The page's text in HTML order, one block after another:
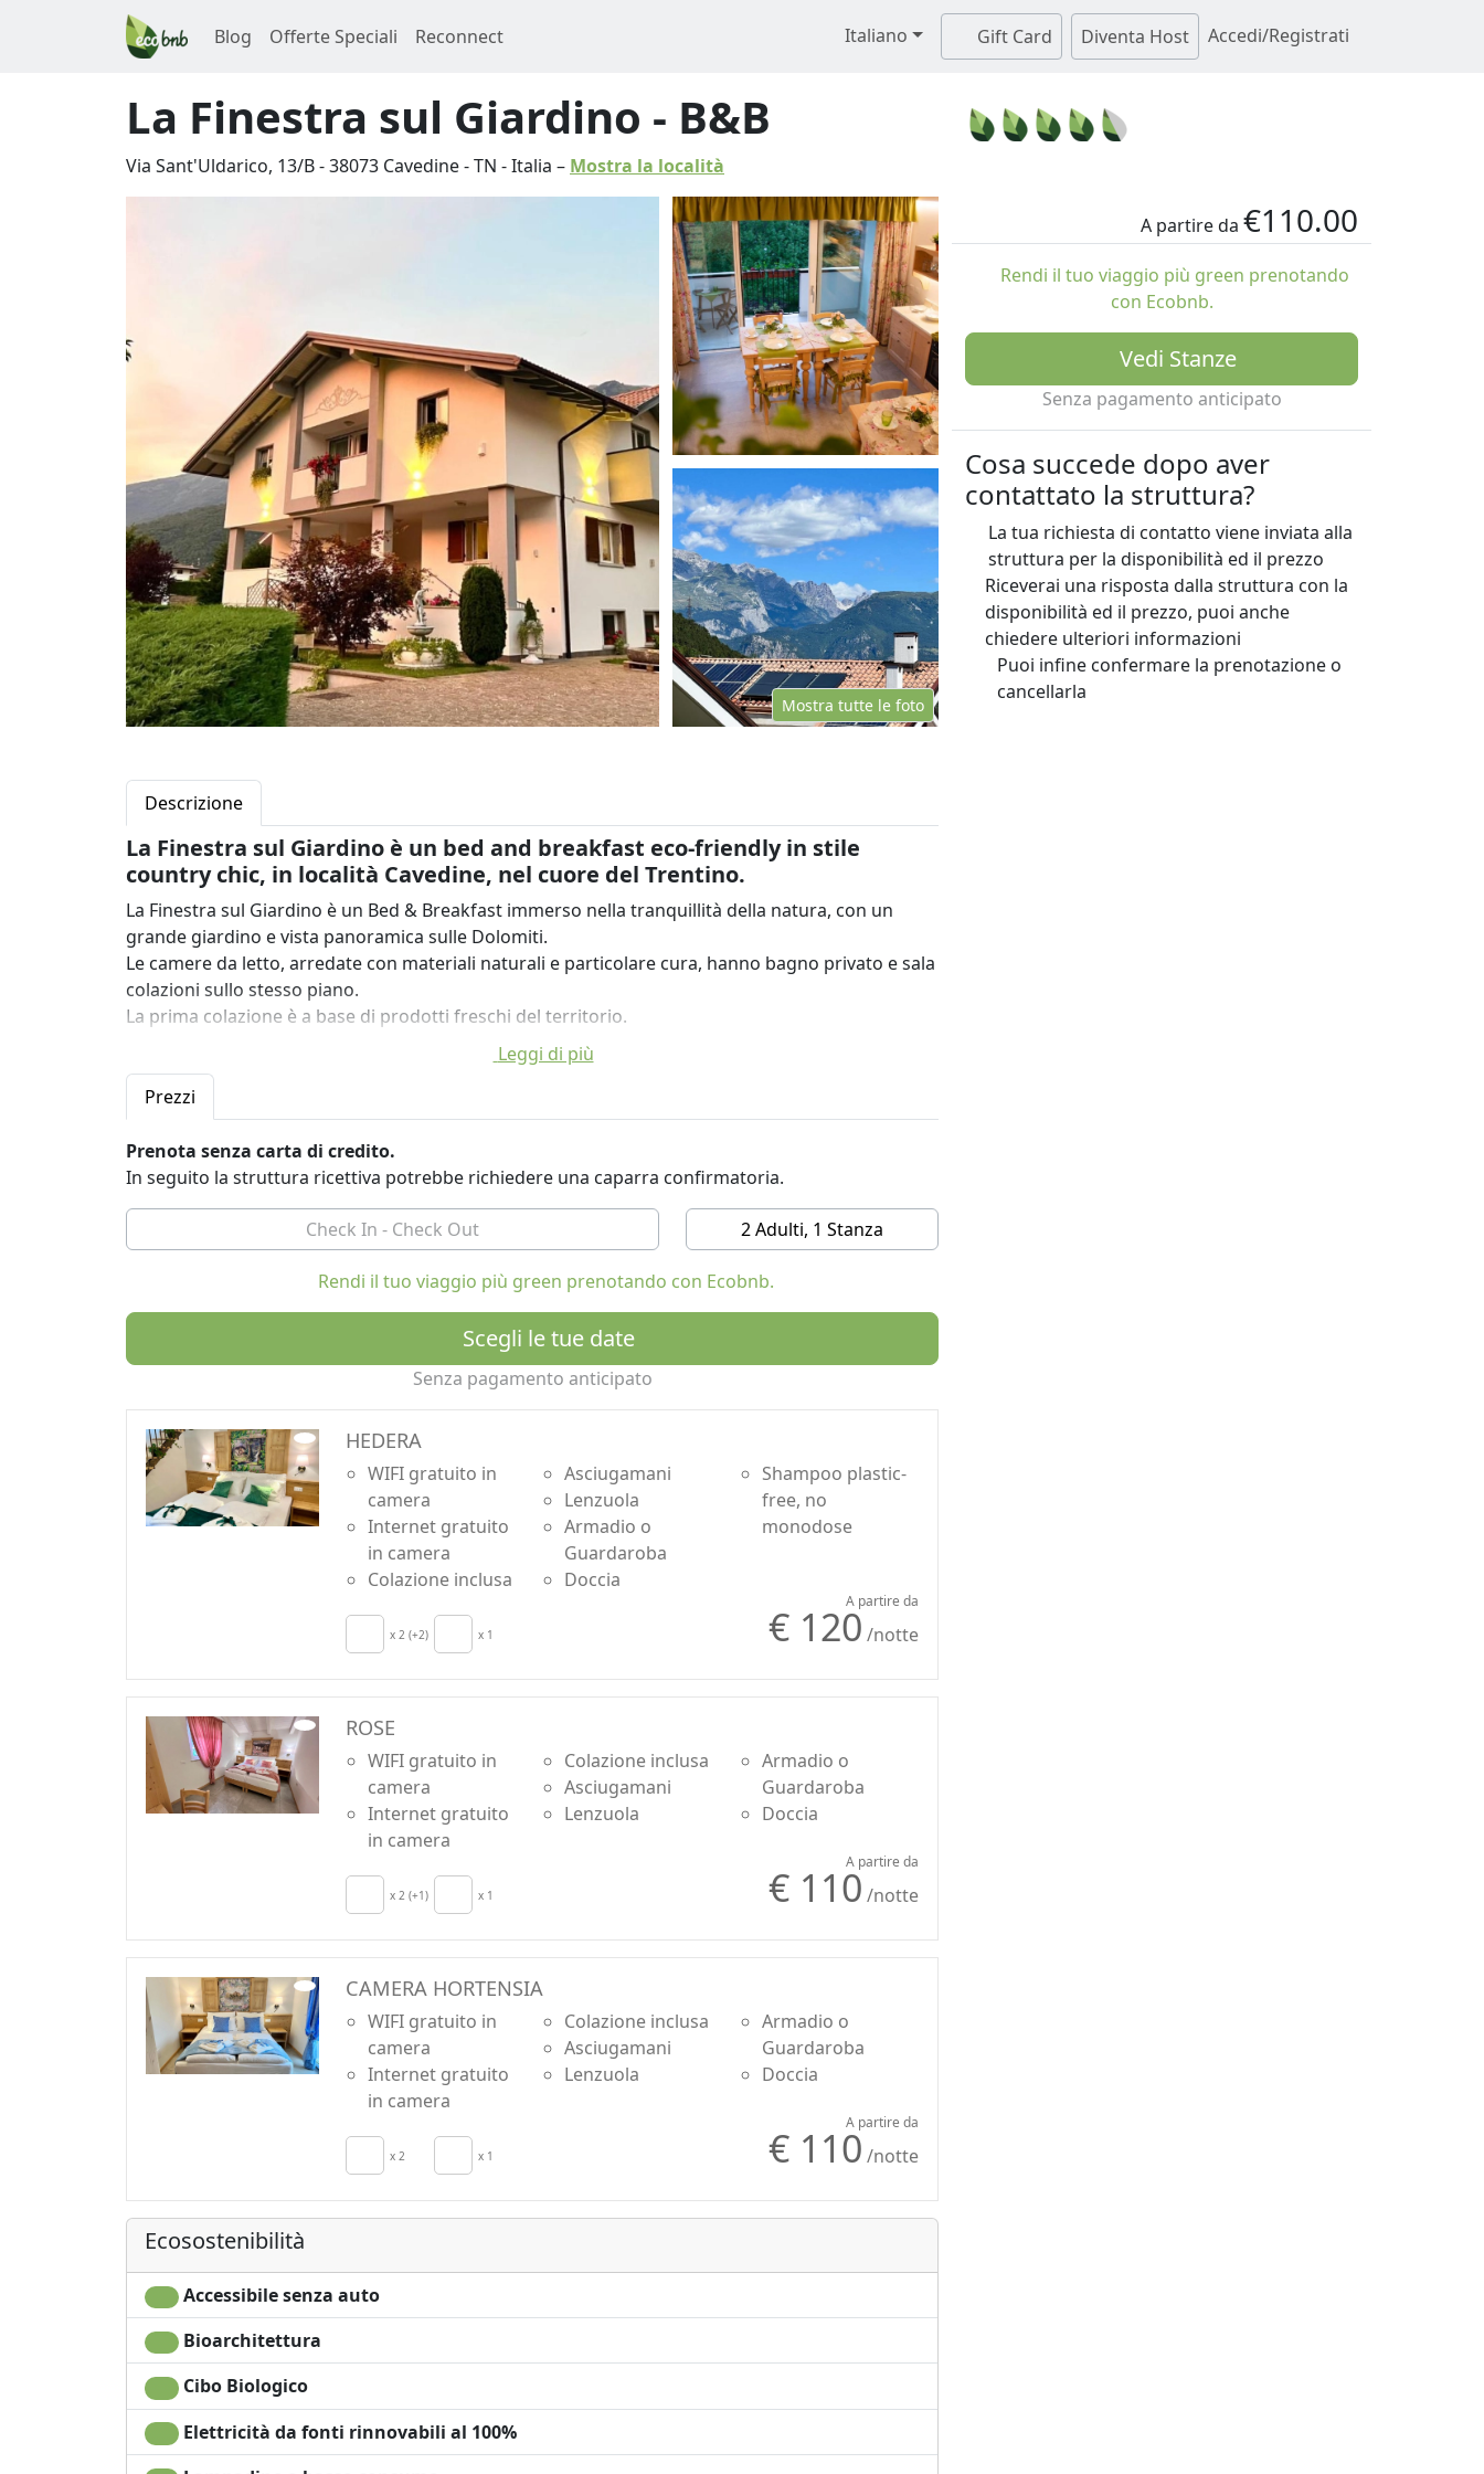
Blog Offerte Speciali Reconnect Italiano Gift Card Diventa Host Accedi/Registrati
La Finestra sul Giardino - B&B
Via Sant'Uldarico, 13/B-38073 Cavedine-TN -Italia – Mostra la località
Mostra tutte le foto
Descrizione
La Finestra sul Giardino è un bed and breakfast eco-friendly in stile
country chic, in località Cavedine, nel cuore del Trentino.
La Finestra sul Giardino è un Bed & Breakfast immerso nella tranquillità della natura, con un
grande giardino e vista panoramica sulle Dolomiti.
Le camere da letto, arredate con materiali naturali e particolare cura, hanno bagno privato e sala
colazioni sullo stesso piano.
La prima colazione è a base di prodotti freschi del territorio.
È il punto di partenza perfetto per esplorare le bellezze naturali del Trentino, dal Lago di Garda (a
15 km), ad Arco, da Rovereto a Trento, ecc.
A pochi minuti di distanza si trova l'idilliaco lago di Cavedine.
Il B&B nasce dall'idea di Davide, che decide di trasformare la villa dei primi novecento in un luogo
di accoglienza sostenibile e di charme. La villa, ha un bellissimo giardino ricco di splendidi angoli
dove fare colazione, parlare, rilassarsi o contemplare la natura.
Leggi di più
Prezzi
Prenota senza carta di credito.
In seguito la struttura ricettiva potrebbe richiedere una caparra confirmatoria.
2 Adulti, 1 Stanza
Rendi il tuo viaggio più green prenotando con Ecobnb.
Scegli le tue date
Senza pagamento anticipato
HEDERA
WIFI gratuito in
camera
Internet gratuito
in camera
Colazione inclusa
Asciugamani
Lenzuola
Armadio o
Guardaroba
Doccia
Shampoo plastic-
free, no
monodose
x 2 (+2) x 1
A partire da
€ 120 /notte
ROSE
WIFI gratuito in
camera
Internet gratuito
in camera
Colazione inclusa
Asciugamani
Lenzuola
Armadio o
Guardaroba
Doccia
x 2 (+1) x 1
A partire da
€ 110 /notte
CAMERA HORTENSIA
WIFI gratuito in
camera
Internet gratuito
in camera
Colazione inclusa
Asciugamani
Lenzuola
Armadio o
Guardaroba
Doccia
x 2 x 1
A partire da
€ 110 /notte
Ecosostenibilità
Accessibile senza auto
Bioarchitettura
Cibo Biologico
Elettricità da fonti rinnovabili al 100%
A partire da €110.00
Rendi il tuo viaggio più green prenotando
con Ecobnb.
Vedi Stanze
Senza pagamento anticipato
Cosa succede dopo aver
contattato la struttura?
La tua richiesta di contatto viene inviata alla
struttura per la disponibilità ed il prezzo
Riceverai una risposta dalla struttura con la
disponibilità ed il prezzo, puoi anche
chiedere ulteriori informazioni
Puoi infine confermare la prenotazione o
cancellarla